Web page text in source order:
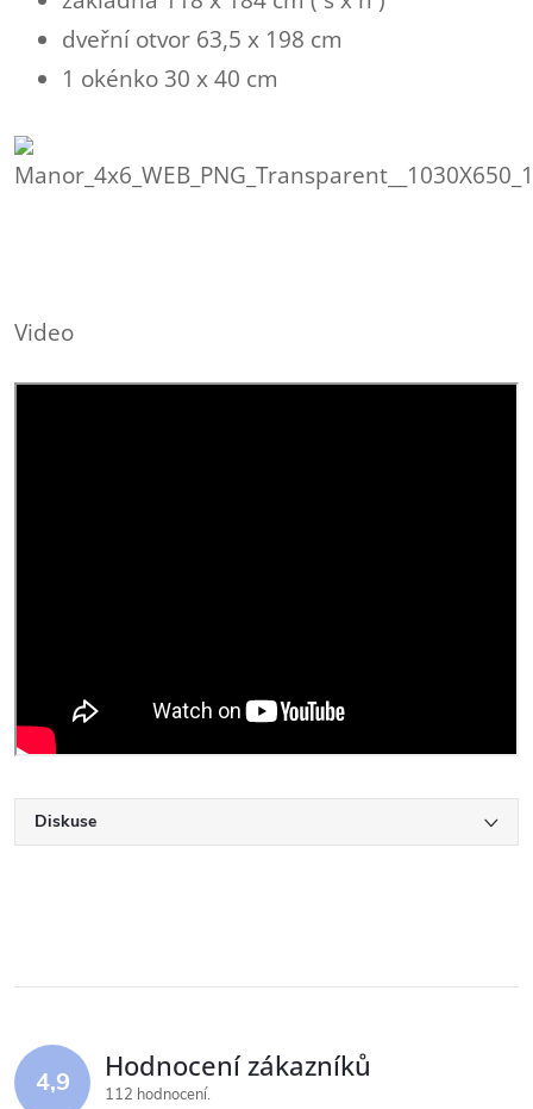
dveřní otvor 63,5 x 198 cm
1 okénko 30 x 40 cm
Video
Diskuse
4,9 Hodnocení zákazníků
112 hodnocení